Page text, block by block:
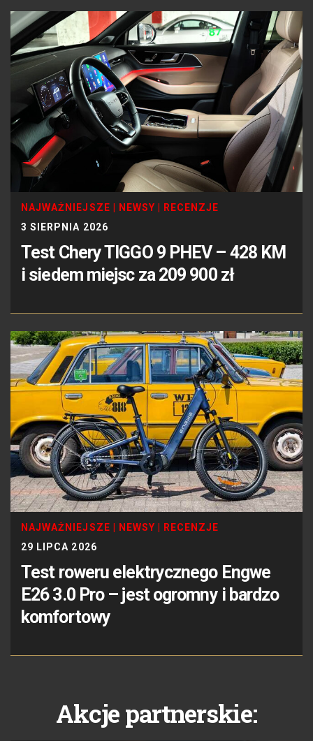
NAJWAŻNIEJSZE NEWSY
RECENZJE
3 SIERPNIA 2026
Test Chery TIGGO 9 PHEV – 428 KM
i siedem miejsc za 209 900 zł
NAJWAŻNIEJSZE NEWSY
RECENZJE
29 LIPCA 2026
Test roweru elektrycznego Engwe
E26 3.0 Pro – jest ogromny i bardzo
komfortowy
Akcje partnerskie: